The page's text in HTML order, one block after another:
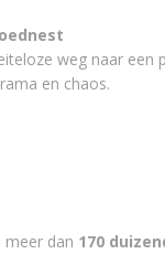
weg naar een
en chaos.
dan 170